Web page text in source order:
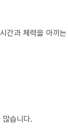
간과 체력을 아끼는
습니다.